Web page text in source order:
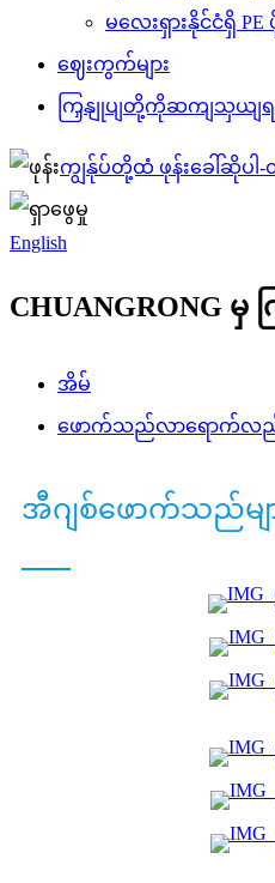
မလေးရှားနိုင်ငံရှိ
ဈေးကွက်များ
ကြှနျုပျတို့ကိုဆကျသှယျရ
ကျွန်ုပ်တို့ထံ ဖုန်းခေါ်ဆိုပါ-
English
CHUANGRONG
အိမ်
ဖောက်သည်လာရောက်လ
အီဂျစ်ဖောက်သည်မျ